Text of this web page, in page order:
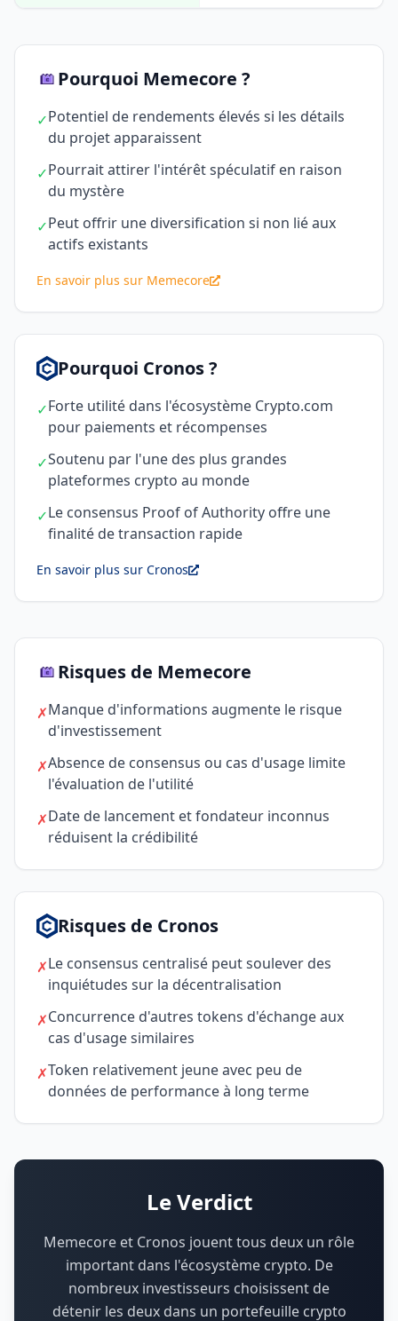
Pourquoi Memecore ?
✓Potentiel de rendements élevés si les détails
du projet apparaissent
✓Pourrait attirer l'intérêt spéculatif en raison
du mystère
✓Peut offrir une diversification si non lié aux
actifs existants
En savoir plus sur Memecore
Pourquoi Cronos ?
✓Forte utilité dans l'écosystème Crypto.com
pour paiements et récompenses
✓Soutenu par l'une des plus grandes
plateformes crypto au monde
✓Le consensus Proof of Authority offre une
finalité de transaction rapide
En savoir plus sur Cronos
Risques de Memecore
✗Manque d'informations augmente le risque
d'investissement
✗Absence de consensus ou cas d'usage limite
l'évaluation de l'utilité
✗Date de lancement et fondateur inconnus
réduisent la crédibilité
Risques de Cronos
✗Le consensus centralisé peut soulever des
inquiétudes sur la décentralisation
✗Concurrence d'autres tokens d'échange aux
cas d'usage similaires
✗Token relativement jeune avec peu de
données de performance à long terme
Le Verdict
Memecore et Cronos jouent tous deux un rôle
important dans l'écosystème crypto. De
nombreux investisseurs choisissent de
détenir les deux dans un portefeuille crypto